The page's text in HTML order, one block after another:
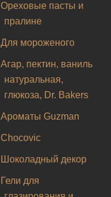
Ореховые пасты и
пралине
Для мороженого
Агар, пектин, ваниль
натуральная,
глюкоза, Dr. Bakers
Ароматы Guzman
Chocovic
Шоколадный декор
Гели для